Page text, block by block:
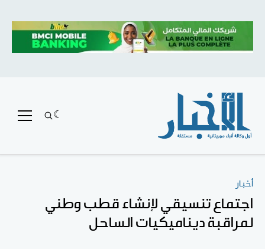
أخبار
اجتماع تنسيقي لإنشاء قطب وطني
لمراقبة ديناميكيات الساحل